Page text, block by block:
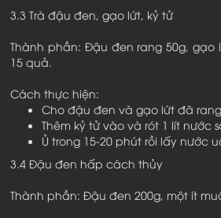
3.3 Trà đậu đen, gạo lứt, kỷ tử
Thành phần: Đậu đen rang 50g, gạo
15 quả.
Cách thực hiện:
Cho đậu đen và gạo lứt đã
Thêm kỷ tử vào và rót 1 lít nước
Ủ trong 15-20 phút rồi lấy nước
3.4 Đậu đen hấp cách thủy
Thành phần: Đậu đen 200g, một ít